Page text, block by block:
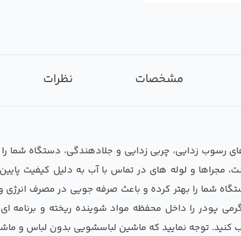
مشخصات نظرات
رسوب زدایی، چربی زدایی و جلادهندگی، دستگاه شما
مجراها و لوله های در تماس با آب به دلیل کیفیت
توجه نمایید که ماشین لباسشویی بدون لباس و